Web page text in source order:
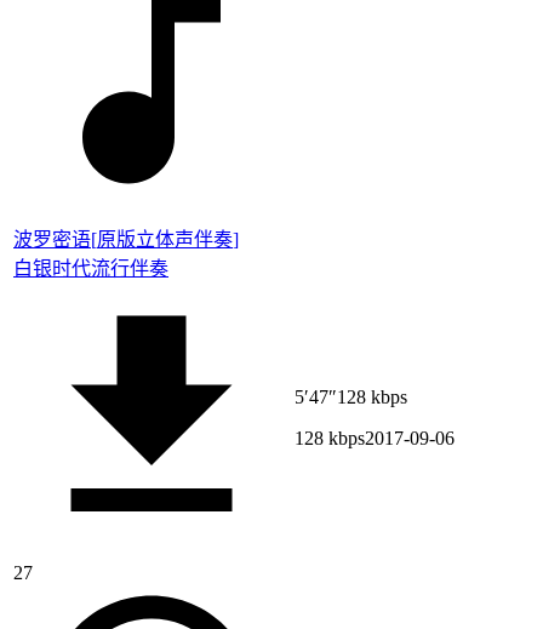
波罗密语[原版立体声伴奏]
白银时代流行伴奏
27
5′47″128 kbps
128 kbps2017-09-06